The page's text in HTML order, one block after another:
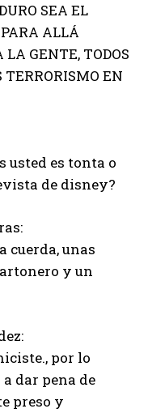
SEA EL
ALLÁ
GENTE, TODOS
EN
usted es tonta o
de disney?
cuerda, unas
y un
por lo
dar pena de
preso y